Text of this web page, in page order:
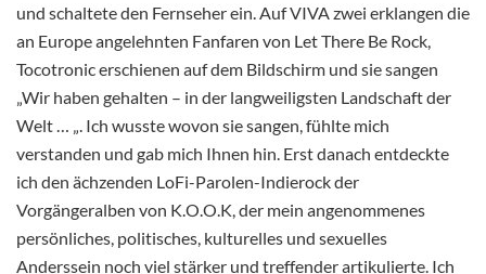
und schaltete den Fernseher ein. Auf VIVA zwei erklangen die
an Europe angelehnten Fanfaren von Let There Be Rock,
Tocotronic erschienen auf dem Bildschirm und sie sangen
„Wir haben gehalten – in der langweiligsten Landschaft der
Welt … „. Ich wusste wovon sie sangen, fühlte mich
verstanden und gab mich Ihnen hin. Erst danach entdeckte
ich den ächzenden LoFi-Parolen-Indierock der
Vorgängeralben von K.O.O.K, der mein angenommenes
persönliches, politisches, kulturelles und sexuelles
Anderssein noch viel stärker und treffender artikulierte. Ich